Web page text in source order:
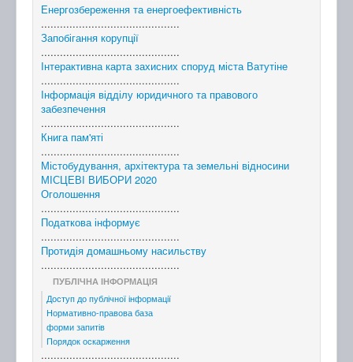
Енергозбереження та енергоефективність
............................................
Запобігання корупції
............................................
Інтерактивна карта захисних споруд міста Ватутіне
............................................
Інформація відділу юридичного та правового
забезпечення
............................................
Книга пам'яті
............................................
Містобудування, архітектура та земельні відносини
МІСЦЕВІ ВИБОРИ 2020
Оголошення
............................................
Податкова інформує
............................................
Протидія домашньому насильству
............................................
ПУБЛІЧНА ІНФОРМАЦІЯ
Доступ до публічної інформації
Нормативно-правова база
форми запитів
Порядок оскарження
............................................